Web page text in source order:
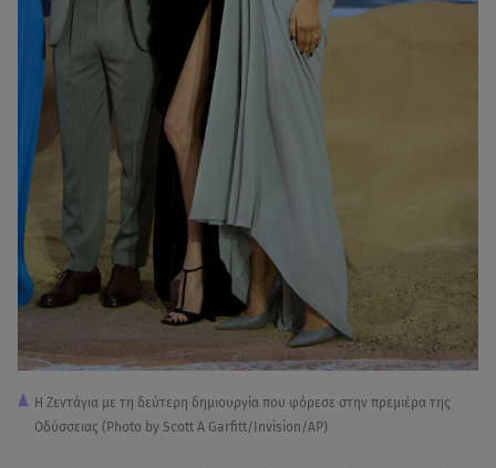
Η Ζεντάγια με τη δεύτερη δημιουργία που φόρεσε στην πρεμιέρα της
Οδύσσειας (Photo by Scott A Garfitt/Invision/AP)